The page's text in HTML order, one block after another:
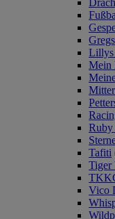
Lillys
Mein
Ruby
Tafiti
Tiger
Vico